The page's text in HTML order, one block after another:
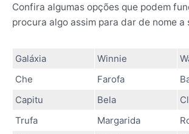
Confira algumas opções que podem
procura algo assim para dar de nome a
Galáxia Winnie
Che
Farofa
Capitu
Bela
Trufa
Margarida